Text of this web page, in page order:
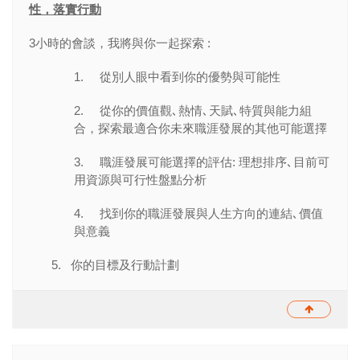
性，落實行動
3小時的會談，我將與你一起探索 :
1. 從別人眼中看到你的優勢與可能性
2.
從你的價值觀､熱情､天賦､特質與能力組
合，探索最適合你未來職涯發展的其他可能選擇
3. 職涯發展可能選擇的評估: 理想排序､目前可
用資源與可行性盤點分析
4.
找到你的職涯發展與人生方向的連結､價值
與意義
5. 你的目標及行動計劃